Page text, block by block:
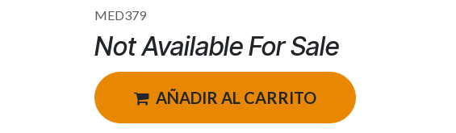
MED379
Not Available For Sale
AÑADIR AL CARRITO